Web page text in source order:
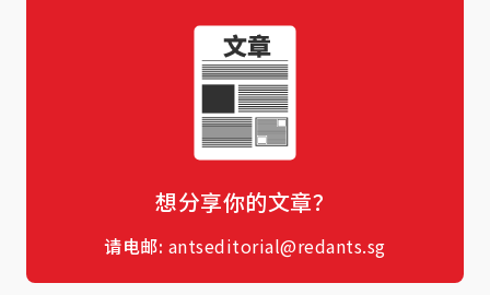
想分享你的文章？
请电邮: antseditorial@redants.sg